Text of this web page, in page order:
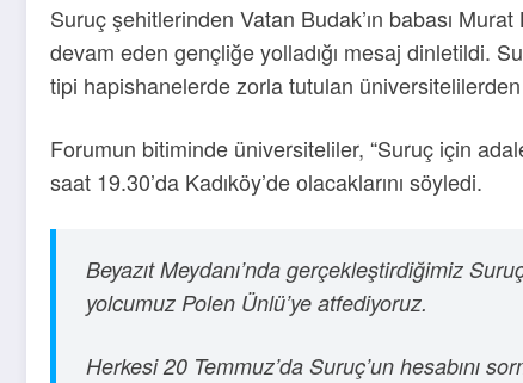
Suruç şehitlerinden Vatan Budak’ın babası
devam eden gençliğe yolladığı mesaj dinletildi.
tipi hapishanelerde zorla tutulan
Forumun bitiminde üniversiteliler, “Suruç için
saat 19.30’da Kadıköy’de olacaklarını söyledi.
Beyazıt Meydanı’nda gerçekleştirdiğimiz
yolcumuz Polen Ünlü’ye atfediyoruz.
Herkesi 20 Temmuz’da Suruç’un hesabını